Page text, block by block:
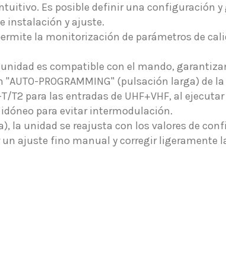
Es posible definir una configuración
instalación y ajuste.
la monitorización de parámetros de
es compatible con el mando,
PROGRAMMING" (pulsación larga) de
T2 para las entradas de UHF+VHF, al
para evitar intermodulación.
la unidad se reajusta con los valores de
ajuste fino manual y corregir ligeramente